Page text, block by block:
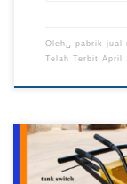
Oleh␣ pabrik jual
Telah Terbit April